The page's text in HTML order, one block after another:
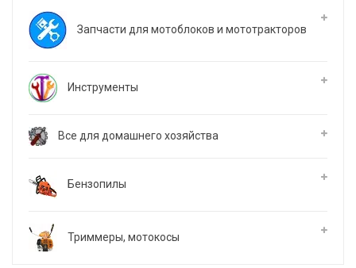
Запчасти для мотоблоков и мототракторов
Инструменты
Все для домашнего хозяйства
Бензопилы
Триммеры, мотокосы